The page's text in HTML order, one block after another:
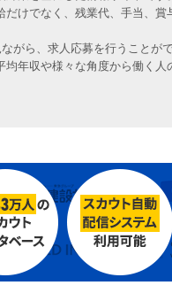
けでなく、残業代、手当、
がら、求人応募を行うことがで
年収や様々な角度から働く